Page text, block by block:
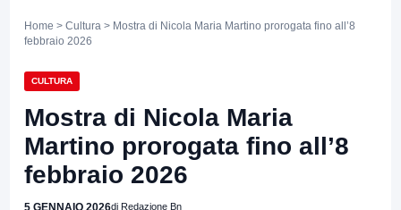
Home > Cultura > Mostra di Nicola Maria Martino prorogata fino all’8
febbraio 2026
CULTURA
Mostra di Nicola Maria
Martino prorogata fino all’8
febbraio 2026
5 GENNAIO 2026di Redazione Bn